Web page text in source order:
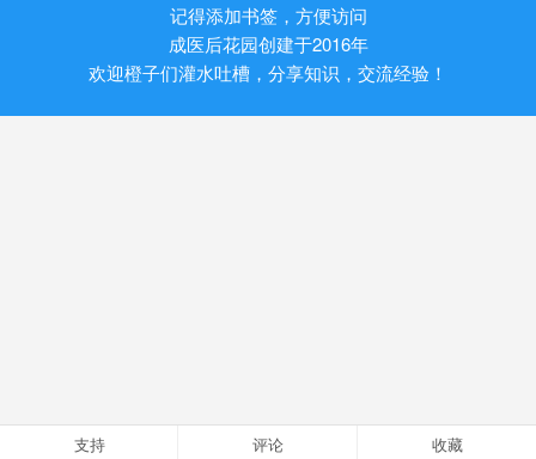
支持 评论 收藏
记得添加书签，方便访问
成医后花园创建于2016年
欢迎橙子们灌水吐槽，分享知识，交流经验！